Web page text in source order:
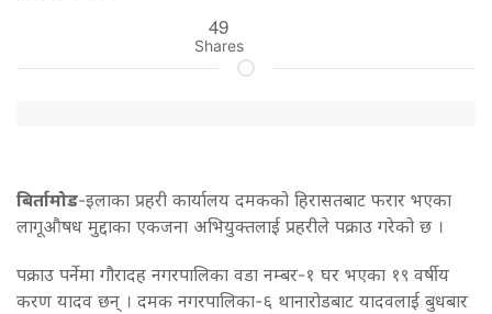
49
Shares
बिर्तामोड-इलाका प्रहरी कार्यालय दमकको हिरासतबाट फरार भएका
लागूऔषध मुद्दाका एकजना अभियुक्तलाई प्रहरीले पक्राउ गरेको छ ।
पक्राउ पर्नेमा गौरादह नगरपालिका वडा नम्बर-१ घर भएका १९ वर्षीय
करण यादव छन् । दमक नगरपालिका-६ थानारोडबाट यादवलाई बुधबार